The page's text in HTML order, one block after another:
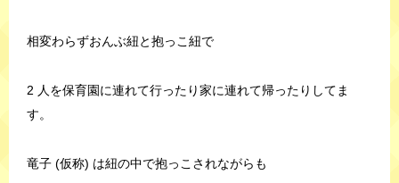
相変わらずおんぶ紐と抱っこ紐で
2 人を保育園に連れて行ったり家に連れて帰ったりしてま
す。
竜子 (仮称) は紐の中で抱っこされながらも